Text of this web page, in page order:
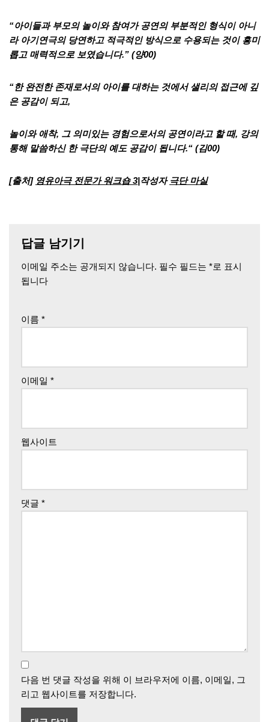
“아이들과 부모의 놀이와 참여가 공연의 부분적인 형식이 아니
라 아기연극의 당연하고 적극적인 방식으로 수용되는 것이 흥미
롭고 매력적으로 보였습니다.” (양00)
“한 완전한 존재로서의 아이를 대하는 것에서 샐리의 접근에 깊
은 공감이 되고,
놀이와 애착, 그 의미있는 경험으로서의 공연이라고 할 때, 강의
통해 말씀하신 한 극단의 예도 공감이 됩니다.“ (김00)
[출처] 영유아극 전문가 워크숍 3|작성자 극단 마실
답글 남기기
이메일 주소는 공개되지 않습니다. 필수 필드는 *로 표시
됩니다
이름 *
이메일 *
웹사이트
댓글 *
다음 번 댓글 작성을 위해 이 브라우저에 이름, 이메일, 그
리고 웹사이트를 저장합니다.